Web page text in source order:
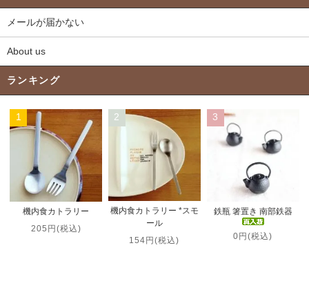
メールが届かない
About us
ランキング
1
機内食カトラリー
205円(税込)
2
機内食カトラリー *スモ
ール
154円(税込)
3
鉄瓶 箸置き 南部鉄器
0円(税込)